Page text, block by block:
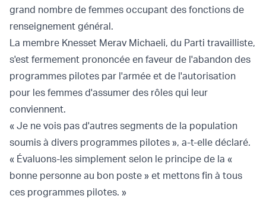
grand nombre de femmes occupant des fonctions de
renseignement général.
La membre Knesset Merav Michaeli, du Parti travailliste,
s'est fermement prononcée en faveur de l'abandon des
programmes pilotes par l'armée et de l'autorisation
pour les femmes d'assumer des rôles qui leur
conviennent.
« Je ne vois pas d'autres segments de la population
soumis à divers programmes pilotes », a-t-elle déclaré.
« Évaluons-les simplement selon le principe de la «
bonne personne au bon poste » et mettons fin à tous
ces programmes pilotes. »